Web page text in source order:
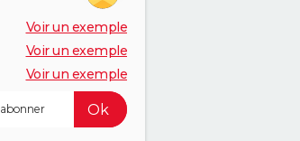
Voir un exemple
Voir un exemple
Voir un exemple